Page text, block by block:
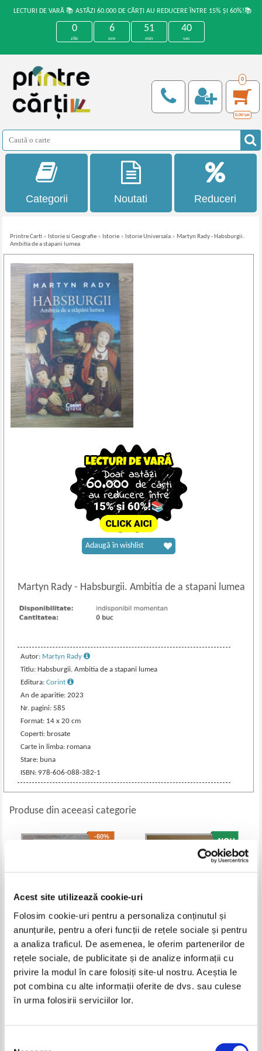
Acest site utilizează cookie-uri
Folosim cookie-uri pentru a personaliza conținutul și
anunțurile, pentru a oferi funcții de rețele sociale și pentru
a analiza traficul. De asemenea, le oferim partenerilor de
rețele sociale, de publicitate și de analize informații cu
privire la modul în care folosiți site-ul nostru. Aceștia le
pot combina cu alte informații oferite de dvs. sau culese
în urma folosirii serviciilor lor.
LECTURI DE VARĂ 📚 ASTĂZI 60.000 DE CĂRȚI AU REDUCERE ÎNTRE 15% ȘI 60%!📚
0
zile
6
ore
51
min
40
sec
0
0,00 Lei
Categorii Noutati Reduceri
Printre Carti » Istorie si Geografie » Istorie » Istorie Universala » Martyn Rady - Habsburgii.
Ambitia de a stapani lumea
Martyn Rady- Habsburgii. Ambitia de a stapani lumea
Autor: Martyn Rady
Titlu: Habsburgii. Ambitia de a stapani lumea
Editura:Corint
An de aparitie: 2023
Nr. pagini: 585
Format: 14 x 20 cm
Coperti: brosate
Carte in limba: romana
Stare: buna
ISBN: 978-606-088-382-1
Adaugă în wishlist
Produse din aceeasi categorie
-60%
Jean Jaures - Histoire socialiste
de la revolution francaise,
Pret:80,00Lei 32,00 Lei
Adaugă în coș
Annie Jacobsen - Creierul
Pentagonului
Pret:37,00 Lei